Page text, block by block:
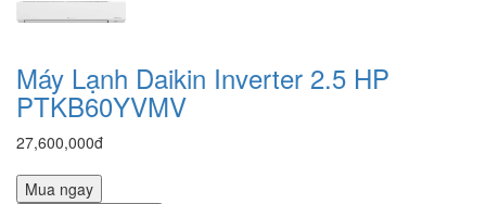
Máy Lạnh Daikin Inverter 2.5 HP
PTKB60YVMV
27,600,000đ
Mua ngay